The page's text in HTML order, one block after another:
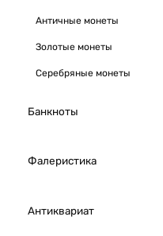
Античные монеты
Золотые монеты
Серебряные монеты
Банкноты
Фалеристика
Антиквариат